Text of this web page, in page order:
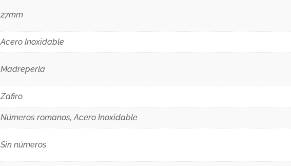
27mm
Acero Inoxidable
Madreperla
Zafiro
Números romanos, Acero Inoxidable
Sin números